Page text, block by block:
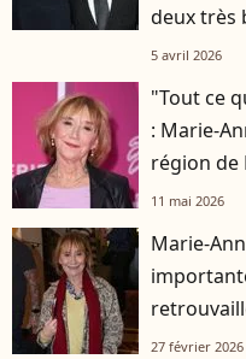
deux très
5 avril 2026
"Tout ce
: Marie-
région de
11 mai 2026
Marie-
27 février 2026